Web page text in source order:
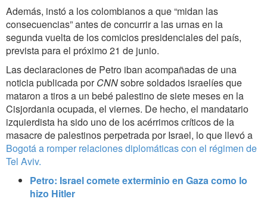
Además, instó a los colombianos a que “midan las
consecuencias” antes de concurrir a las urnas en la
segunda vuelta de los comicios presidenciales del país,
prevista para el próximo 21 de junio.
Las declaraciones de Petro iban acompañadas de una
noticia publicada porCNNsobre soldados israelíes que
mataron a tiros a un bebé palestino de siete meses en la
Cisjordania ocupada, el viernes. De hecho, el mandatario
izquierdista ha sido uno de los acérrimos críticos de la
masacre de palestinos perpetrada por Israel, lo que llevó a
Bogotá a romper relaciones diplomáticas con el régimen de
Tel Aviv.
Petro: Israel comete exterminio en Gaza como lo
hizo Hitler